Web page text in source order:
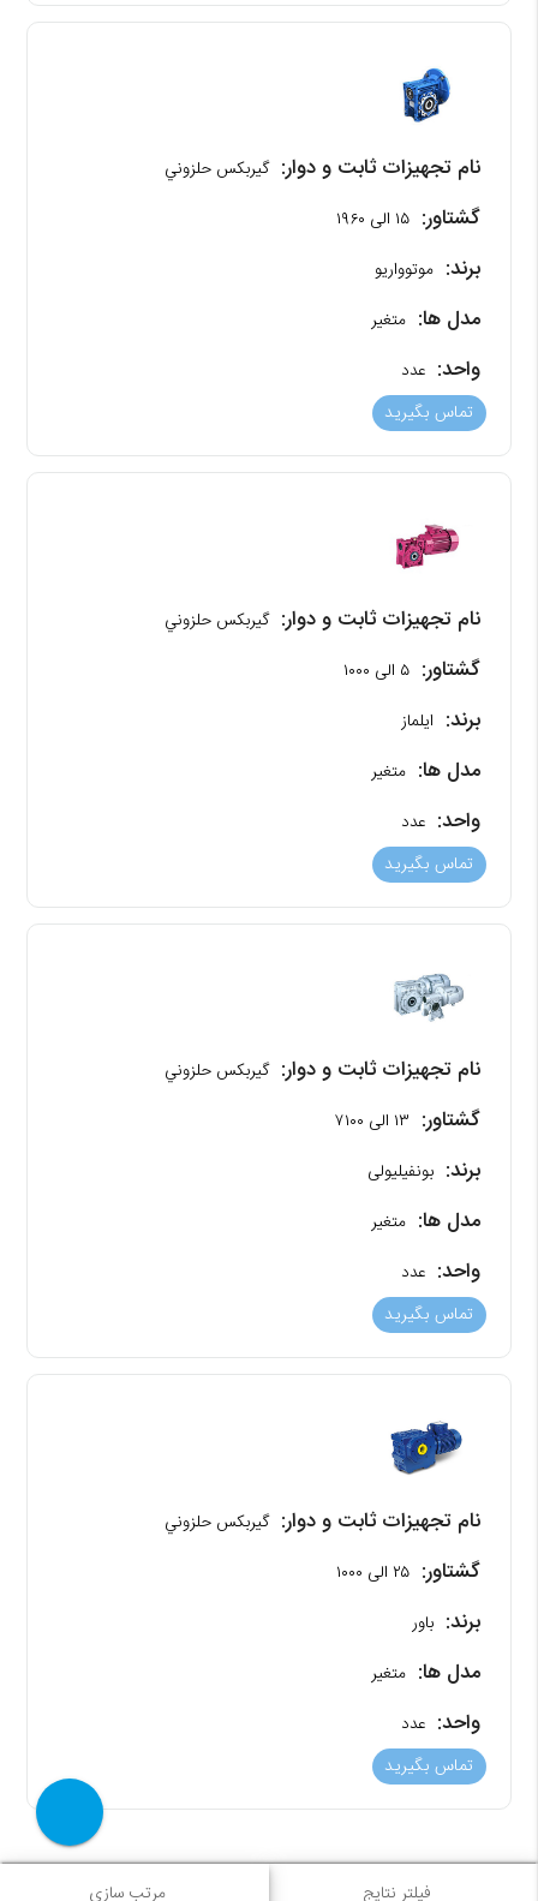
نام تجهیزات ثابت و دوار: گیربکس حلزوني
گشتاور: ۱۵ الی ۱۹۶۰
برند: موتوواریو
مدل ها: متغیر
واحد: عدد
تماس بگیرید
نام تجهیزات ثابت و دوار: گیربکس حلزوني
گشتاور: ۵ الی ۱۰۰۰
برند: ایلماز
مدل ها: متغیر
واحد: عدد
تماس بگیرید
نام تجهیزات ثابت و دوار: گیربکس حلزوني
گشتاور: ۱۳ الی ۷۱۰۰
برند: بونفیلیولی
مدل ها: متغیر
واحد: عدد
تماس بگیرید
نام تجهیزات ثابت و دوار: گیربکس حلزوني
گشتاور: ۲۵ الی ۱۰۰۰
برند: باور
مدل ها: متغیر
واحد: عدد
تماس بگیرید
فیلتر نتایج مرتب سازی